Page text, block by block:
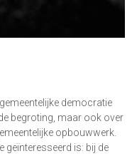
democratie
begroting, maar ook over
opbouwwerk.
geïnteresseerd is: bij de